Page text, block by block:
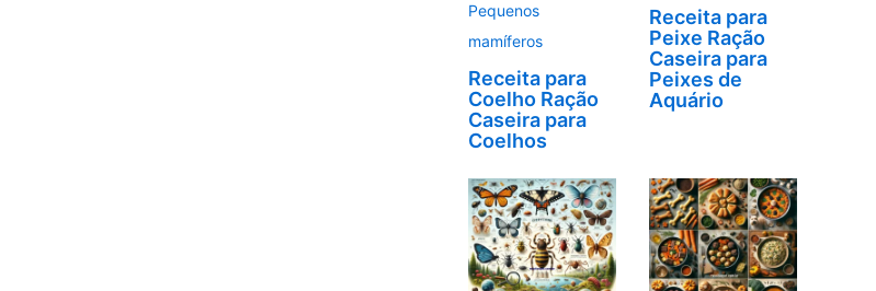
Pequenos
mamíferos
Receita para
Coelho Ração
Caseira para
Coelhos
Receita para
Peixe Ração
Caseira para
Peixes de
Aquário